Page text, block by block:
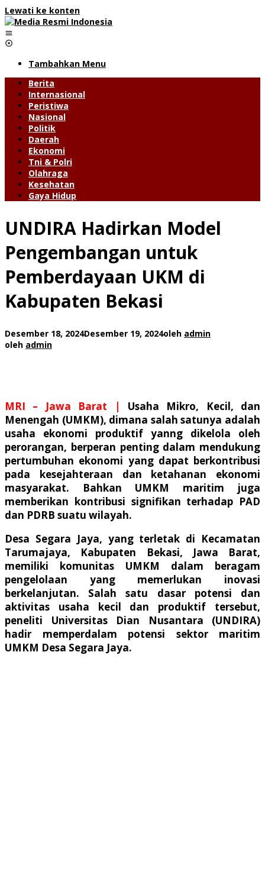
Lewati ke konten
Tambahkan Menu
Berita
Internasional
Peristiwa
Nasional
Politik
Daerah
Ekonomi
Tni & Polri
Olahraga
Kesehatan
Gaya Hidup
UNDIRA Hadirkan Model
Pengembangan untuk
Pemberdayaan UKM di
Kabupaten Bekasi
Desember 18, 2024Desember 19, 2024oleh admin
oleh admin
MRI – Jawa Barat |
Usaha Mikro, Kecil, dan
Menengah (UMKM), dimana salah satunya adalah
usaha ekonomi produktif yanng dikelola oleh
perorangan, berperan penting dalam mendukung
pertumbuhan ekonomi yang dapat berkontribusi
pada kesejahteraan dan ketahanan ekonomi
masyarakat. Bahkan UMKM maritim juga
memberikan kontribusi signifikan terhadap PAD
dan PDRB suatu wilayah.
Desa Segara Jaya, yang terletak di Kecamatan
Tarumajaya, Kabupaten Bekasi, Jawa Barat,
memiliki komunitas UMKM dalam beragam
pengelolaan yang memerlukan inovasi
berkelanjutan. Salah satu dasar potensi dan
aktivitas usaha kecil dan produktif tersebut,
peneliti Universitas Dian Nusantara (UNDIRA)
hadir memperdalam potensi sektor maritim
UMKM Desa Segara Jaya.